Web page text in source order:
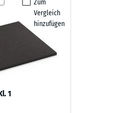
Zum
Vergleich
hinzufügen
1